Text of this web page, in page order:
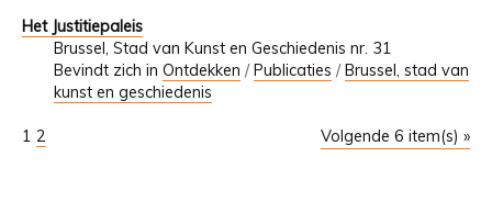
Het Justitiepaleis
Brussel, Stad van Kunst en Geschiedenis nr. 31
Bevindt zich in Ontdekken /Publicaties /Brussel, stad van
kunst en geschiedenis
Volgende 6 item(s) »
1 2